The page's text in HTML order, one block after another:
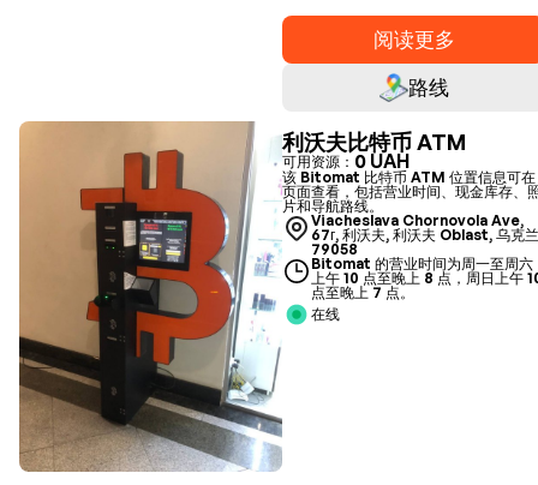
阅读更多
路线
利沃夫比特币 ATM
可用资源： 0 UAH
该 Bitomat 比特币 ATM 位置信息可在
页面查看，包括营业时间、现金库存、
片和导航路线。
Viacheslava Chornovola Ave,
67г, 利沃夫, 利沃夫 Oblast, 乌克
79058
Bitomat 的营业时间为周一至周六
上午 10 点至晚上 8 点，周日上午
点至晚上 7 点。
在线